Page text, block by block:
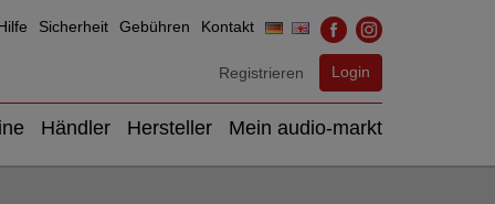
Sicherheit Gebühren Kontakt
Registrieren Login
Händler Hersteller Mein audio-markt